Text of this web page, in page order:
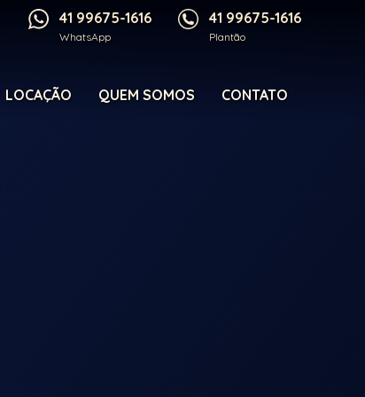
41 99675-1616
WhatsApp
41 99675-1616
Plantão
LOCAÇÃO QUEM SOMOS CONTATO